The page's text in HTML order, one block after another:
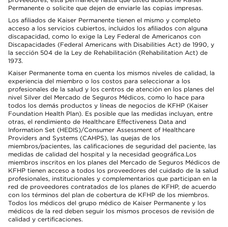
Permanente o solicite que dejen de enviarle las copias impresas.
Los afiliados de Kaiser Permanente tienen el mismo y completo
acceso a los servicios cubiertos, incluidos los afiliados con alguna
discapacidad, como lo exige la Ley Federal de Americanos con
Discapacidades (Federal Americans with Disabilities Act) de 1990, y
la sección 504 de la Ley de Rehabilitación (Rehabilitation Act) de
1973.
Kaiser Permanente toma en cuenta los mismos niveles de calidad, la
experiencia del miembro o los costos para seleccionar a los
profesionales de la salud y los centros de atención en los planes del
nivel Silver del Mercado de Seguros Médicos, como lo hace para
todos los demás productos y líneas de negocios de KFHP (Kaiser
Foundation Health Plan). Es posible que las medidas incluyan, entre
otras, el rendimiento de Healthcare Effectiveness Data and
Information Set (HEDIS)/Consumer Assessment of Healthcare
Providers and Systems (CAHPS), las quejas de los
miembros/pacientes, las calificaciones de seguridad del paciente, las
medidas de calidad del hospital y la necesidad geográfica.Los
miembros inscritos en los planes del Mercado de Seguros Médicos de
KFHP tienen acceso a todos los proveedores del cuidado de la salud
profesionales, institucionales y complementarios que participan en la
red de proveedores contratados de los planes de KFHP, de acuerdo
con los términos del plan de cobertura de KFHP de los miembros.
Todos los médicos del grupo médico de Kaiser Permanente y los
médicos de la red deben seguir los mismos procesos de revisión de
calidad y certificaciones.